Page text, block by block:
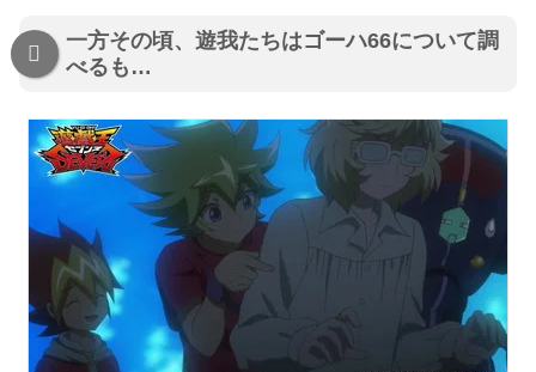
一方その頃、遊我たちはゴーハ66について調
べるも…